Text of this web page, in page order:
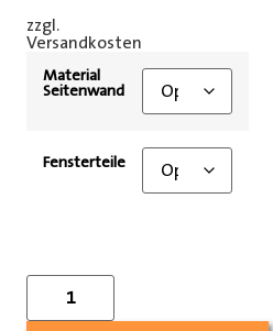
zzgl.
Versandkosten
Material
Seitenwand
Fensterteile